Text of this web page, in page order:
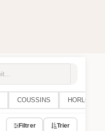
COUSSINS HORLOGES
Filtrer Trier